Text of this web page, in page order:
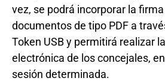
vez, se podrá incorporar la
documentos de tipo PDF a
Token USB y permitirá realizar
electrónica de los concejales,
sesión determinada.